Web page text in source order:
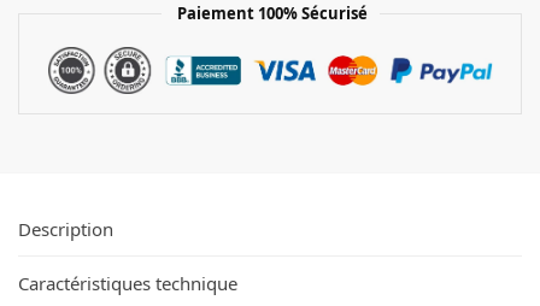
Paiement 100% Sécurisé
Description
Caractéristiques technique